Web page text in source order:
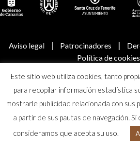
Aviso legal | Patrocinadores |
Política de cookies
© Real Academia Canaria de Bellas
Arcángel
Este sitio web utiliza cookies, tanto
para recopilar información estadística
mostrarle publicidad relacionada con sus
a partir de sus pautas de navegación.
consideramos que acepta su uso.